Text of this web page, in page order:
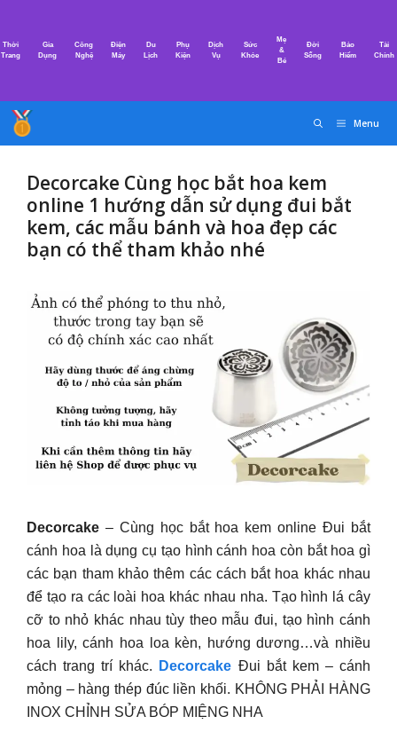
nội
Thời
Trang
Gia
Dụng
Công
Nghệ
Điện
Máy
Du
Lịch
Phụ
Kiện
Dịch
Vụ
Sức
Khỏe
Mẹ
&
Bé
Đời
Sống
Bảo
Hiểm
Tài
Chính
Menu
Decorcake Cùng học bắt hoa kem
online 1 hướng dẫn sử dụng đui bắt
kem, các mẫu bánh và hoa đẹp các
bạn có thể tham khảo nhé
Decorcake – Cùng học bắt hoa kem online Đui bắt
cánh hoa là dụng cụ tạo hình cánh hoa còn bắt hoa gì
các bạn tham khảo thêm các cách bắt hoa khác nhau
để tạo ra các loài hoa khác nhau nha. Tạo hình lá cây
cỡ to nhỏ khác nhau tùy theo mẫu đui, tạo hình cánh
hoa lily, cánh hoa loa kèn, hướng dương…và nhiều
cách trang trí khác.
Decorcake Đui bắt kem – cánh
mỏng – hàng thép đúc liền khối. KHÔNG PHẢI HÀNG
INOX CHỈNH SỬA BÓP MIỆNG NHA